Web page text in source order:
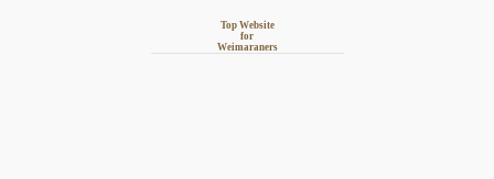
Top Website
for
Weimaraners